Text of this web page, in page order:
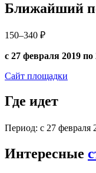
Ближайший
150–340 ₽
с 27 февраля 2019
Сайт площадки
Где идет
Период: с 27 февраля
Интересные